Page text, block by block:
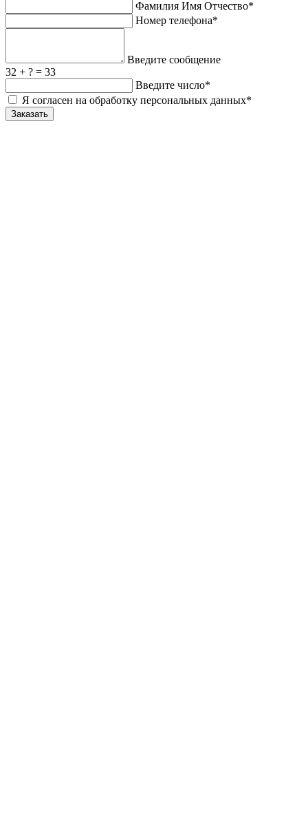
Фамилия Имя Отчество*
Номер телефона*
Введите сообщение
32 + ? = 33
Введите число*
Я согласен на обработку персональных данных*